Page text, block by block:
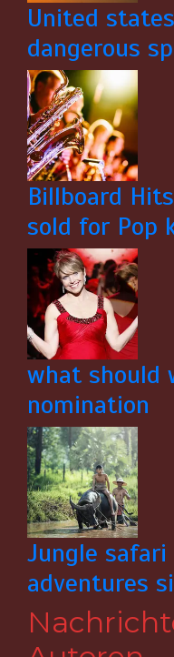
United
dangerous
Billboard
sold for Pop
what should
nomination
Jungle
adventures